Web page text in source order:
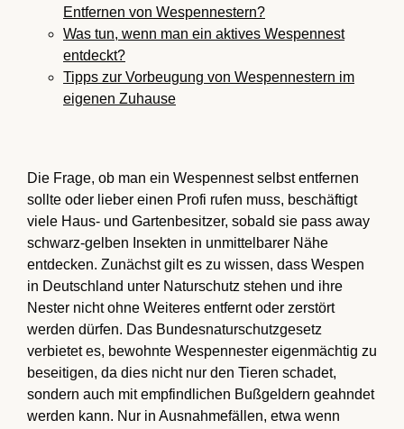
Entfernen von Wespennestern?
Was tun, wenn man ein aktives Wespennest
entdeckt?
Tipps zur Vorbeugung von Wespennestern im
eigenen Zuhause
Die Frage, ob man ein Wespennest selbst entfernen
sollte oder lieber einen Profi rufen muss, beschäftigt
viele Haus- und Gartenbesitzer, sobald sie pass away
schwarz-gelben Insekten in unmittelbarer Nähe
entdecken. Zunächst gilt es zu wissen, dass Wespen
in Deutschland unter Naturschutz stehen und ihre
Nester nicht ohne Weiteres entfernt oder zerstört
werden dürfen. Das Bundesnaturschutzgesetz
verbietet es, bewohnte Wespennester eigenmächtig zu
beseitigen, da dies nicht nur den Tieren schadet,
sondern auch mit empfindlichen Bußgeldern geahndet
werden kann. Nur in Ausnahmefällen, etwa wenn